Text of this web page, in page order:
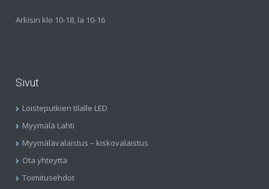
Arkisin klo 10-18, la 10-16
Sivut
Loisteputkien tilalle LED
Myymälä Lahti
Myymälävalaistus – kiskovalaistus
Ota yhteyttä
Toimitusehdot